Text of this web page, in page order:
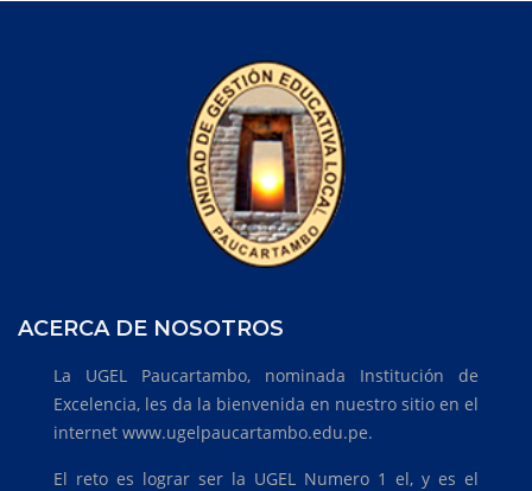
ACERCA DE NOSOTROS
La UGEL Paucartambo, nominada Institución de
Excelencia, les da la bienvenida en nuestro sitio en el
internet www.ugelpaucartambo.edu.pe.
El reto es lograr ser la UGEL Numero 1 el, y es el